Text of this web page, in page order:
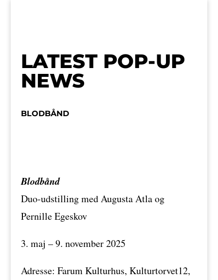
LATEST POP-UP
NEWS
BLODBÅND
Blodbånd
Duo-udstilling med Augusta Atla og
Pernille Egeskov
3. maj – 9. november 2025
Adresse: Farum Kulturhus, Kulturtorvet12,